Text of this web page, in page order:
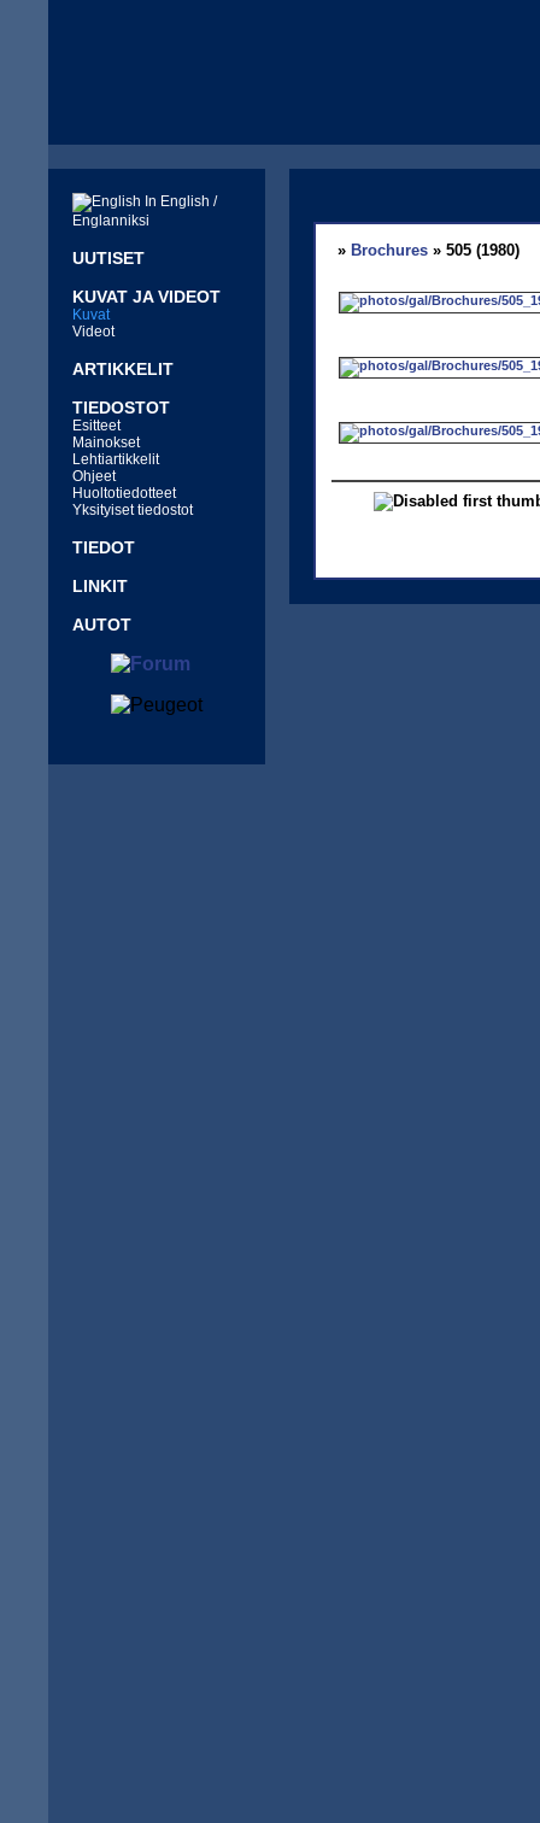
In English /
Englanniksi
UUTISET
KUVAT JA VIDEOT
Kuvat
Videot
ARTIKKELIT
TIEDOSTOT
Esitteet
Mainokset
Lehtiartikkelit
Ohjeet
Huoltotiedotteet
Yksityiset tiedostot
TIEDOT
LINKIT
AUTOT
» Brochures » 505 (1980)